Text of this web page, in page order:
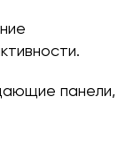
панели,